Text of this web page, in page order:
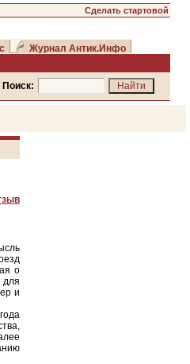
Сделать стартовой
Журнал Антик.Инфо
Поиск:
о
и